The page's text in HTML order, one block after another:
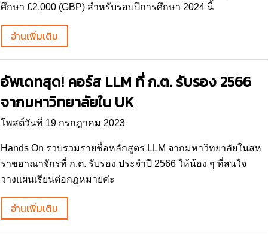
ศึกษา £2,000 (GBP) สำหรับรอบปีการศึกษา 2024 นี้
อ่านเพิ่มเติม
อัพเดทสุด! คอร์ส LLM ที่ ก.ต. รับรอง 2566
จากมหาวิทยาลัยใน UK
โพสต์วันที่ 19 กรกฎาคม 2023
Hands On รวบรวมรายชื่อหลักสูตร LLM จากมหาวิทยาลัยในสห
ราชอาณาจักรที่ ก.ต. รับรอง ประจำปี 2566 ให้น้อง ๆ ที่สนใจ
วางแผนเรียนต่อกฎหมายค่ะ
อ่านเพิ่มเติม